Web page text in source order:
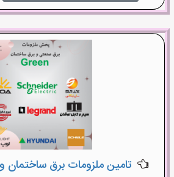
تامین ملزومات برق